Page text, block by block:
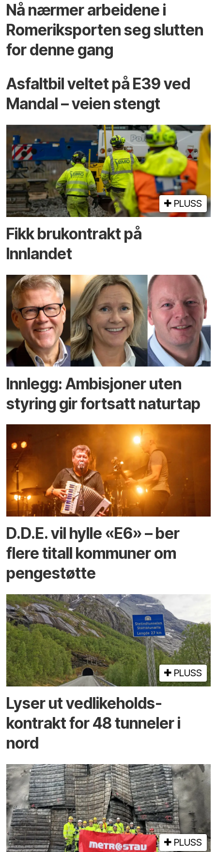
Nå nærmer arbeidene i
Romeriksporten seg slutten
for denne gang
Asfaltbil veltet på E39 ved
Mandal – veien stengt
PLUSS
Fikk brukontrakt på
Innlandet
Innlegg: Ambisjoner uten
styring gir fortsatt naturtap
D.D.E. vil hylle «E6» – ber
flere titall kommuner om
pengestøtte
PLUSS
Lyser ut vedlikeholds­
kontrakt for 48 tunneler i
nord
PLUSS